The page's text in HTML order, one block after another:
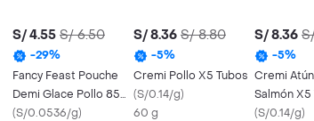
S/ 4.55 S/ 6.50
-29%
Fancy Feast Pouche
Demi Glace Pollo 85
Gr
(S/0.0536/g)
S/ 8.36 S/ 8.80
-5%
Cremi Pollo X5 Tubos
(S/0.14/g)
60 g
S/ 8.36
-5%
Cremi
Salmón X5
(S/0.14/g)